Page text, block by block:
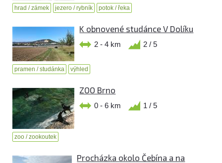
hrad / zámek jezero / rybník potok / řeka
K obnovené studánce V Dolíku
2 - 4 km 2 / 5
pramen / studánka výhled
ZOO Brno
0 - 6 km 1 / 5
zoo / zookoutek
Procházka okolo Čebína a na